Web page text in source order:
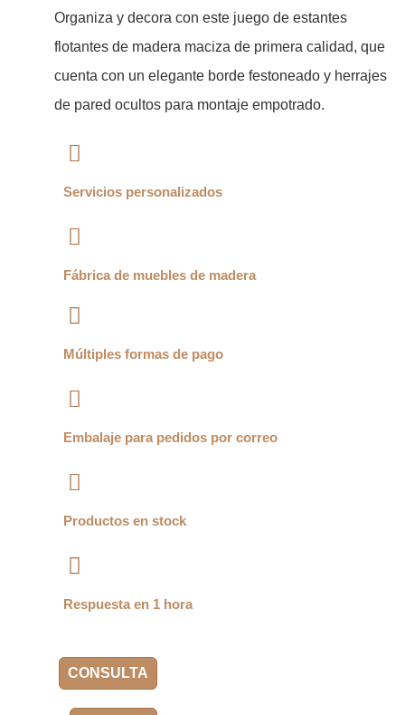
Organiza y decora con este juego de estantes
flotantes de madera maciza de primera calidad, que
cuenta con un elegante borde festoneado y herrajes
de pared ocultos para montaje empotrado.
Servicios personalizados
Fábrica de muebles de madera
Múltiples formas de pago
Embalaje para pedidos por correo
Productos en stock
Respuesta en 1 hora
CONSULTA